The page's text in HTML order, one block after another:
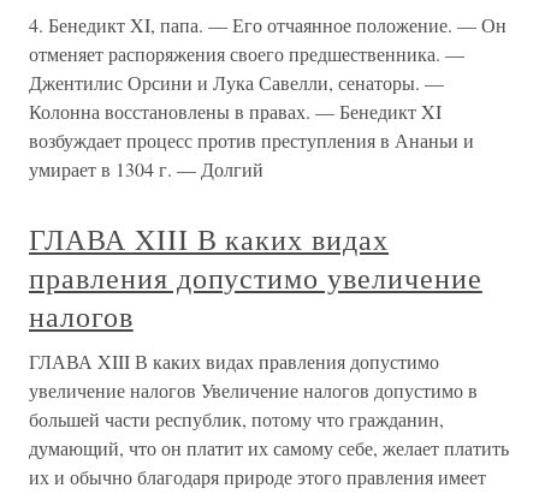
4. Бенедикт XI, папа. — Его отчаянное положение. — Он
отменяет распоряжения своего предшественника. —
Джентилис Орсини и Лука Савелли, сенаторы. —
Колонна восстановлены в правах. — Бенедикт XI
возбуждает процесс против преступления в Ананьи и
умирает в 1304 г. — Долгий
ГЛАВА XIII В каких видах
правления допустимо увеличение
налогов
ГЛАВА XIII В каких видах правления допустимо
увеличение налогов Увеличение налогов допустимо в
большей части республик, потому что гражданин,
думающий, что он платит их самому себе, желает платить
их и обычно благодаря природе этого правления имеет